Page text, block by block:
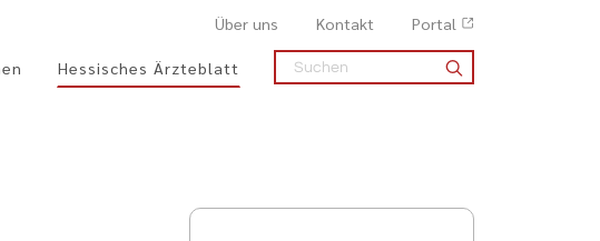
Über uns Kontakt Portal
Hessisches Ärzteblatt